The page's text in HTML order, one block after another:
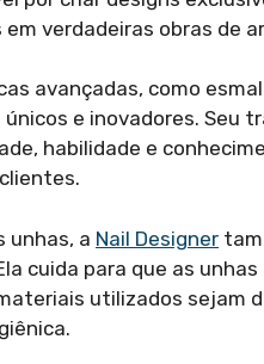
verdadeiras obras de
avançadas, como
e inovadores. Seu
habilidade e
unhas, a Nail Designer
cuida para que as
utilizados sejam